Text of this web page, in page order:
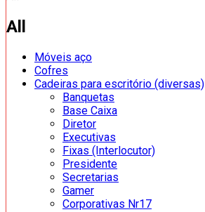
All
Móveis aço
Cofres
Cadeiras para escritório (diversas)
Banquetas
Base Caixa
Diretor
Executivas
Fixas (Interlocutor)
Presidente
Secretarias
Gamer
Corporativas Nr17